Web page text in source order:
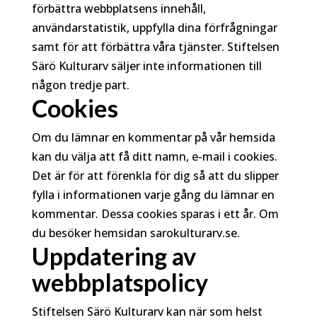
förbättra webbplatsens innehåll,
användarstatistik, uppfylla dina förfrågningar
samt för att förbättra våra tjänster. Stiftelsen
Särö Kulturarv säljer inte informationen till
någon tredje part.
Cookies
Om du lämnar en kommentar på vår hemsida
kan du välja att få ditt namn, e-mail i cookies.
Det är för att förenkla för dig så att du slipper
fylla i informationen varje gång du lämnar en
kommentar. Dessa cookies sparas i ett år. Om
du besöker hemsidan sarokulturarv.se.
Uppdatering av
webbplatspolicy
Stiftelsen Särö Kulturarv kan när som helst